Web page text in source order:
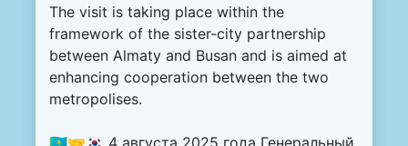
The visit is taking place within the
framework of the sister-city partnership
between Almaty and Busan and is aimed at
enhancing cooperation between the two
metropolises.
🇰🇿🤝🇰🇷 4 августа 2025 года Генеральный